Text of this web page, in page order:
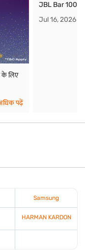
के लिए
पढ़ें
JBL Bar 1000
Jul 16, 2026
Samsung
HARMAN KARDON